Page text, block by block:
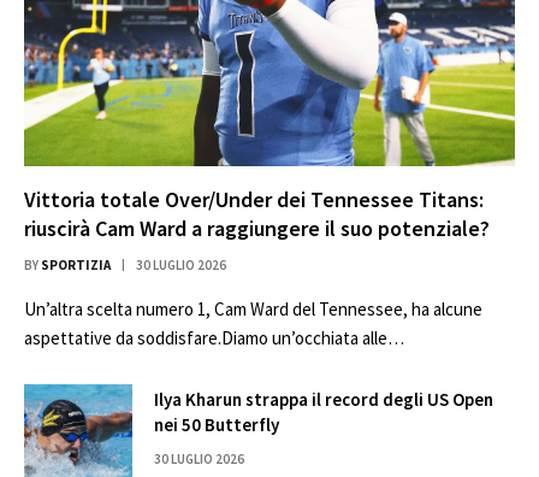
Vittoria totale Over/Under dei Tennessee Titans:
riuscirà Cam Ward a raggiungere il suo potenziale?
BY SPORTIZIA 30 LUGLIO 2026
Un’altra scelta numero 1, Cam Ward del Tennessee, ha alcune
aspettative da soddisfare.Diamo un’occhiata alle…
Ilya Kharun strappa il record degli US Open
nei 50 Butterfly
30 LUGLIO 2026